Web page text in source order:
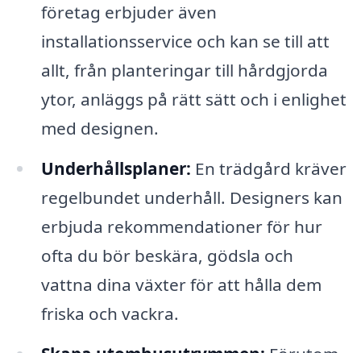
företag erbjuder även
installationsservice och kan se till att
allt, från planteringar till hårdgjorda
ytor, anläggs på rätt sätt och i enlighet
med designen.
Underhållsplaner: En trädgård kräver
regelbundet underhåll. Designers kan
erbjuda rekommendationer för hur
ofta du bör beskära, gödsla och
vattna dina växter för att hålla dem
friska och vackra.